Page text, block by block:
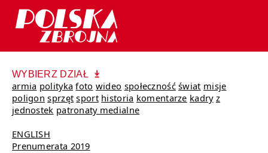
WYBIERZ DZIAŁ
armia polityka foto wideo społeczność świat misje
poligon sprzęt sport historia komentarze kadry z
jednostek patronaty medialne
ENGLISH
Prenumerata 2019